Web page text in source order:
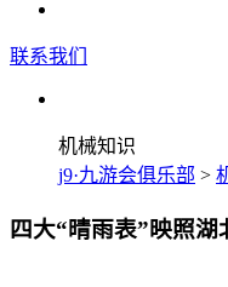
联系我们
机械知识
j9·九游会俱乐部 >
四大“晴雨表”映照湖